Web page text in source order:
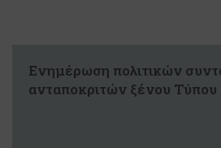
Ενημέρωση πολιτικών
ανταποκριτών ξένου Τύπου